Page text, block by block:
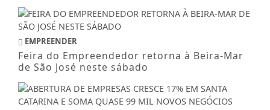
EMPREENDER
Feira do Empreendedor retorna à Beira-Mar
de São José neste sábado